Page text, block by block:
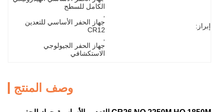
إبراز:
الكامل للسطح
CR12
الاستكشافي
وصف المنتج